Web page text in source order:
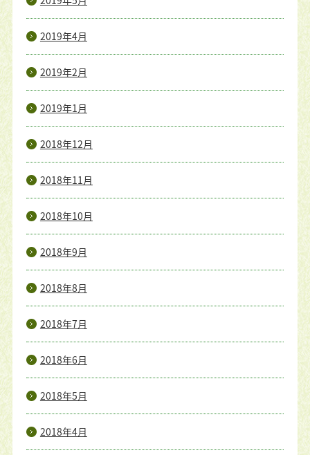
2019年4月
2019年2月
2019年1月
2018年12月
2018年11月
2018年10月
2018年9月
2018年8月
2018年7月
2018年6月
2018年5月
2018年4月